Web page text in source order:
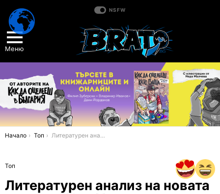
NSFW
Меню
You are here:
Начало Топ Литературен анализ на новата песен на Ицо Хазарта
Топ
Литературен анализ на новата